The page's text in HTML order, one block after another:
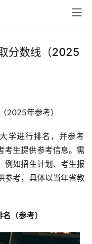
分数线（2025
2025年参考）
生提供参考信息。需
例如招生计划、考生报
参考，具体以当年省教
（参考）